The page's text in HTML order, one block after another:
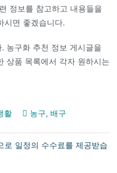
정보를 참고하고 내용들을
시면 좋겠습니다.
농구화 추천 정보 게시글을
상품 목록에서 각자 원하시는
활 농구, 배구